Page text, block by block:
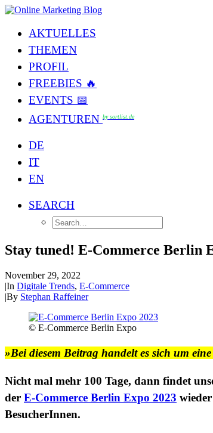
AKTUELLES
THEMEN
PROFIL
FREEBIES 🔥
EVENTS 📅
AGENTUREN by sortlist.de
DE
IT
EN
SEARCH
Stay tuned! E-Commerce Berlin
November 29, 2022
|In Digitale Trends, E-Commerce
|By Stephan Raffeiner
© E-Commerce Berlin Expo
»Bei diesem Beitrag handelt es sich um
Nicht mal mehr 100 Tage, dann findet
der E-Commerce Berlin Expo 2023
BesucherInnen.